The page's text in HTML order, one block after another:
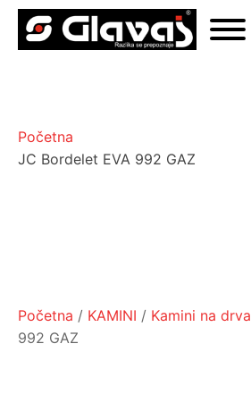
Početna
JC Bordelet EVA 992 GAZ
Početna / KAMINI / Kamini na drva
992 GAZ